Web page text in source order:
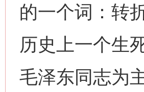
的一个词：转
历史上一个生
毛泽东同志为